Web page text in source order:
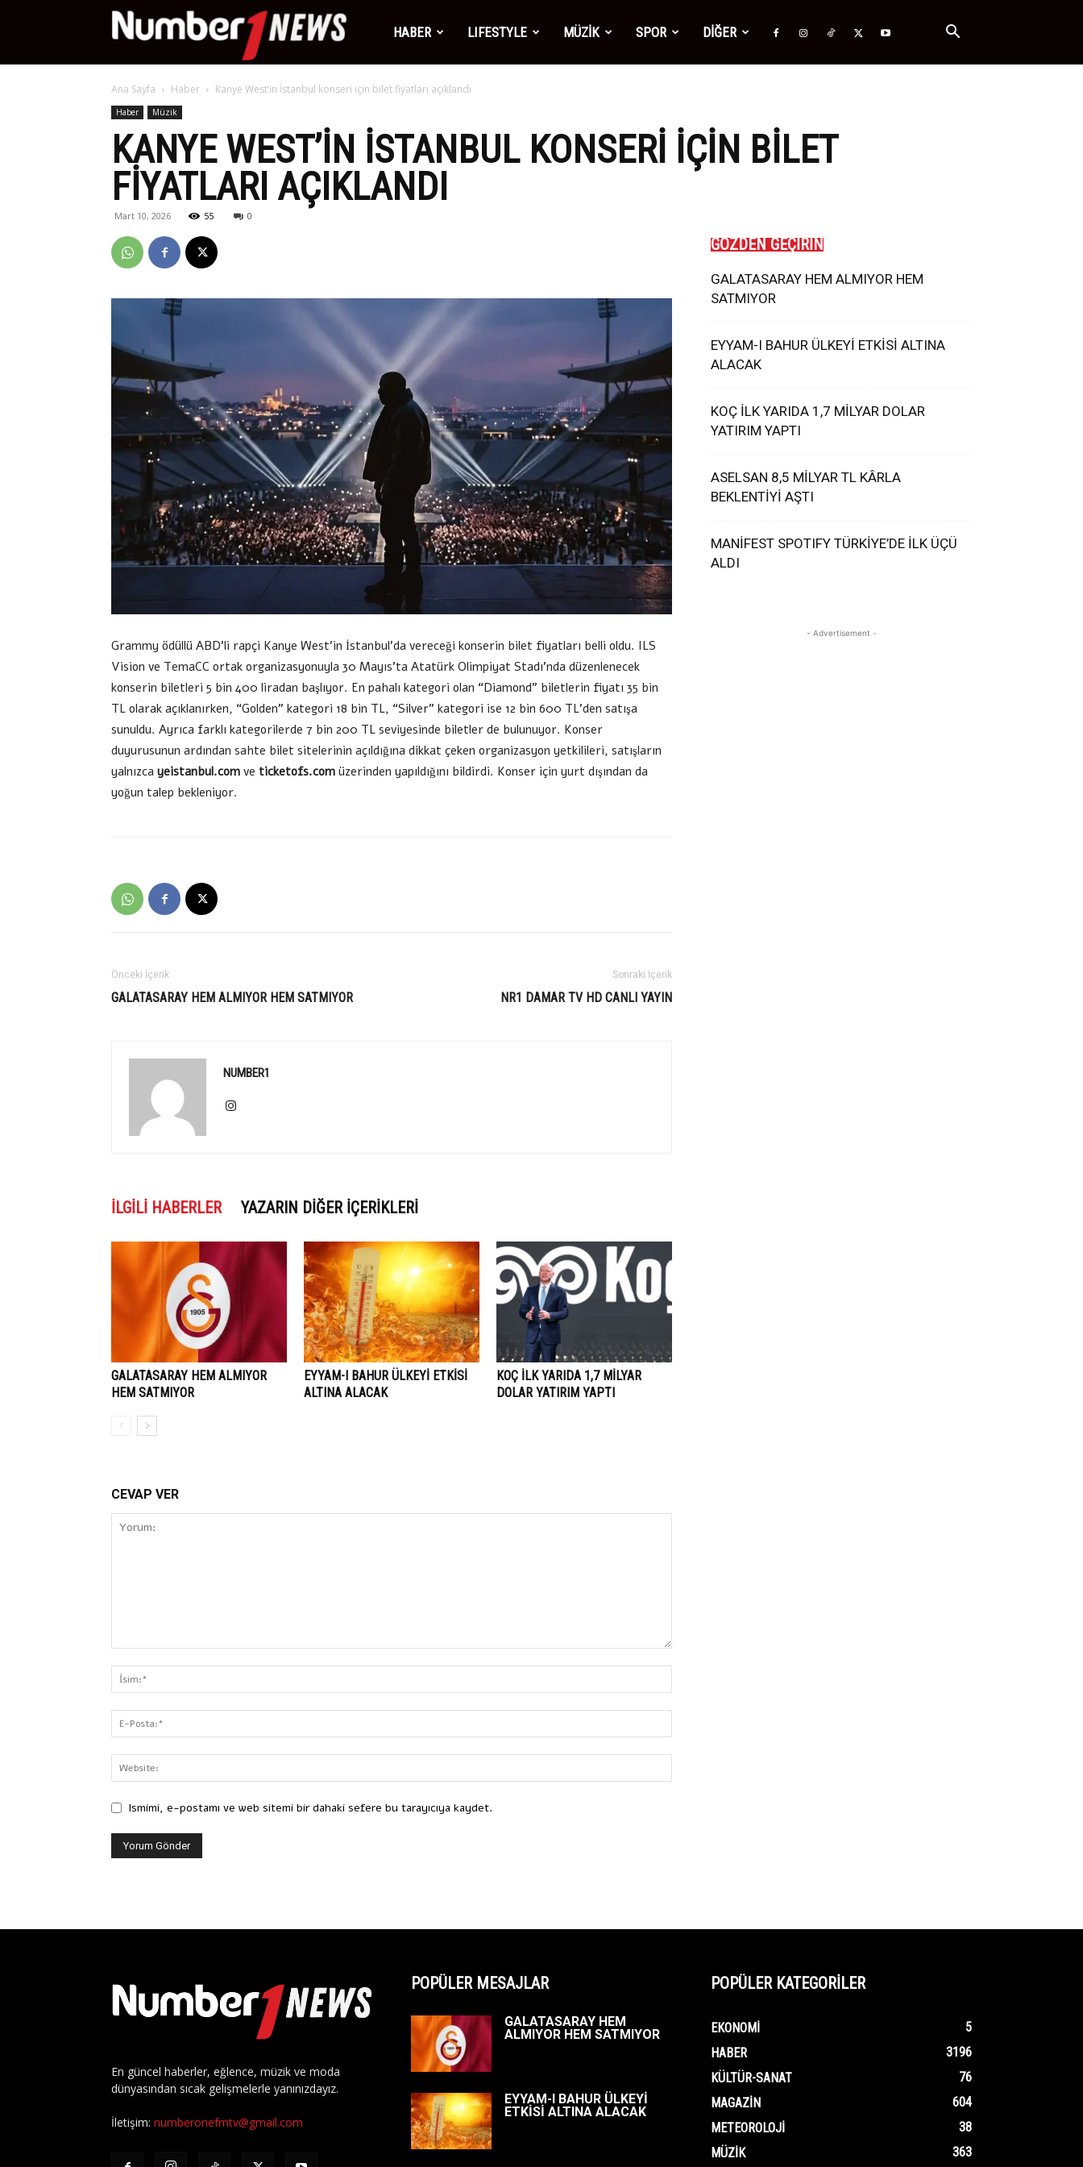
Number1
News
HABER LIFESTYLE MÜZİK SPOR DİĞER
Ana Sayfa Haber Kanye West’in İstanbul konseri için bilet fiyatları açıklandı
Haber Müzik
KANYE WEST’IN İSTANBUL KONSERI IÇIN BILET
FIYATLARI AÇIKLANDI
Mart 10, 2026 55 0
Grammy ödüllü ABD’li rapçi Kanye West’in İstanbul’da vereceği konserin bilet fiyatları belli oldu. ILS
Vision ve TemaCC ortak organizasyonuyla 30 Mayıs’ta Atatürk Olimpiyat Stadı’nda düzenlenecek
konserin biletleri 5 bin 400 liradan başlıyor. En pahalı kategori olan “Diamond” biletlerin fiyatı 35 bin
TL olarak açıklanırken, “Golden” kategori 18 bin TL, “Silver” kategori ise 12 bin 600 TL’den satışa
sunuldu. Ayrıca farklı kategorilerde 7 bin 200 TL seviyesinde biletler de bulunuyor. Konser
duyurusunun ardından sahte bilet sitelerinin açıldığına dikkat çeken organizasyon yetkilileri, satışların
yalnızca yeistanbul.com ve ticketofs.com üzerinden yapıldığını bildirdi. Konser için yurt dışından da
yoğun talep bekleniyor.
Önceki İçerik
GALATASARAY HEM ALMIYOR HEM SATMIYOR
Sonraki İçerik
NR1 DAMAR TV HD CANLI YAYIN
NUMBER1
İLGILI HABERLER YAZARIN DIĞER İÇERIKLERI
GALATASARAY HEM ALMIYOR
HEM SATMIYOR
EYYAM-I BAHUR ÜLKEYİ ETKİSİ
ALTINA ALACAK
KOÇ İLK YARIDA 1,7 MİLYAR
DOLAR YATIRIM YAPTI
CEVAP VER
Ismimi, e-postamı ve web sitemi bir dahaki sefere bu tarayıcıya kaydet.
GÖZDEN GEÇİRİN
GALATASARAY HEM ALMIYOR HEM
SATMIYOR
EYYAM-I BAHUR ÜLKEYİ ETKİSİ ALTINA
ALACAK
KOÇ İLK YARIDA 1,7 MİLYAR DOLAR
YATIRIM YAPTI
ASELSAN 8,5 MİLYAR TL KÂRLA
BEKLENTİYİ AŞTI
MANİFEST SPOTIFY TÜRKİYE’DE İLK ÜÇÜ
ALDI
- Advertisement -
En güncel haberler, eğlence, müzik ve moda
dünyasından sıcak gelişmelerle yanınızdayız.
İletişim: numberonefmtv@gmail.com
POPÜLER MESAJLAR
GALATASARAY HEM
ALMIYOR HEM SATMIYOR
EYYAM-I BAHUR ÜLKEYİ
ETKİSİ ALTINA ALACAK
POPÜLER KATEGORİLER
EKONOMI
5
HABER
3196
KÜLTÜR-SANAT
76
MAGAZIN
604
METEOROLOJI
38
MÜZIK
363